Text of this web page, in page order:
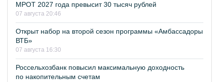
МРОТ 2027 года превысит 30 тысяч рублей
07 августа 20:46
Открыт набор на второй сезон программы «Амбассадоры
ВТБ»
07 августа 16:30
Россельхозбанк повысил максимальную доходность
по накопительным счетам